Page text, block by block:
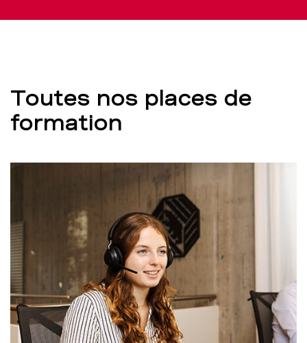
Toutes nos places de
formation